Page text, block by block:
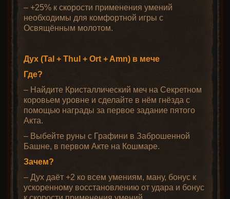
– +25% к скорости применения умений
необходимы для комфортной игры с
Освящённым молотом.
Дух (Tal + Thul + Ort + Amn) в мече
Где?
– Найдите Кристаллический меч на Секретном
коровьем уровне и сделайте в нём гнёзда с
помощью награды за первое задание пятого
Акта.
– Выбейте руны с Графини в Заброшенной
Башне, в первом Акте на Кошмаре.
Зачем?
– Дух даёт +2 ко всем умениям, ману, бонус к
ускоренному восстановлению от удара и бонус